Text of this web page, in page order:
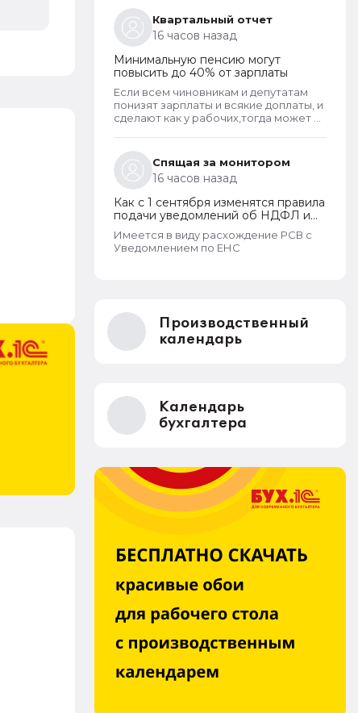
Квартальный отчет
16 часов назад
Минимальную пенсию могут
повысить до 40% от зарплаты
Если всем чиновникам и депутатам
понизят зарплаты и всякие доплаты, и
сделают как у рабочих,тогда может и
Спящая за монитором
16 часов назад
Как с 1 сентября изменятся правила
подачи уведомлений об НДФЛ и
страховых взносах
Имеется в виду расхождение РСВ с
Уведомлением по ЕНС
Производственный
календарь
Календарь
бухгалтера